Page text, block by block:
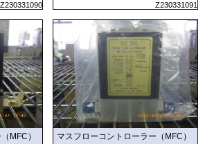
Z230331090 Z230331091
MFC） マスフローコントローラー（MFC）